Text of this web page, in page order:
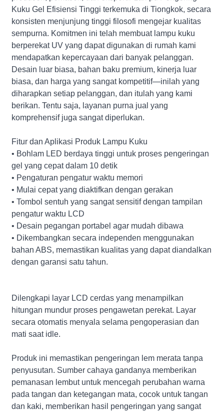
Kuku Gel Efisiensi Tinggi terkemuka di Tiongkok, secara
konsisten menjunjung tinggi filosofi mengejar kualitas
sempurna. Komitmen ini telah membuat lampu kuku
berperekat UV yang dapat digunakan di rumah kami
mendapatkan kepercayaan dari banyak pelanggan.
Desain luar biasa, bahan baku premium, kinerja luar
biasa, dan harga yang sangat kompetitif—inilah yang
diharapkan setiap pelanggan, dan itulah yang kami
berikan. Tentu saja, layanan purna jual yang
komprehensif juga sangat diperlukan.
Fitur dan Aplikasi Produk Lampu Kuku
• Bohlam LED berdaya tinggi untuk proses pengeringan
gel yang cepat dalam 10 detik
• Pengaturan pengatur waktu memori
• Mulai cepat yang diaktifkan dengan gerakan
• Tombol sentuh yang sangat sensitif dengan tampilan
pengatur waktu LCD
• Desain pegangan portabel agar mudah dibawa
• Dikembangkan secara independen menggunakan
bahan ABS, memastikan kualitas yang dapat diandalkan
dengan garansi satu tahun.
Dilengkapi layar LCD cerdas yang menampilkan
hitungan mundur proses pengawetan perekat. Layar
secara otomatis menyala selama pengoperasian dan
mati saat idle.
Produk ini memastikan pengeringan lem merata tanpa
penyusutan. Sumber cahaya gandanya memberikan
pemanasan lembut untuk mencegah perubahan warna
pada tangan dan ketegangan mata, cocok untuk tangan
dan kaki, memberikan hasil pengeringan yang sangat